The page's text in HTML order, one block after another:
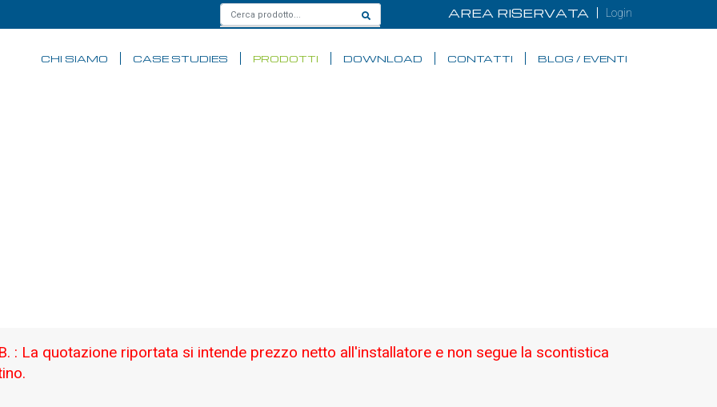
AREA RISERVATA Login
CHI SIAMO CASE STUDIES PRODOTTI DOWNLOAD CONTATTI BLOG / EVENTI
: La quotazione riportata si intende prezzo netto all'installatore e non segue la scontistica